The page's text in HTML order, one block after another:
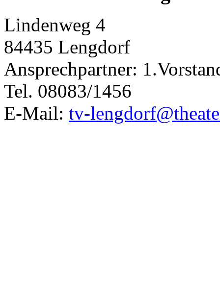
Lindenweg 4
84435 Lengdorf
Ansprechpartner:
Tel. 08083/1456
E-Mail: tv-